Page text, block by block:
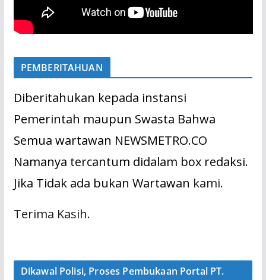
PEMBERITAHUAN
Diberitahukan kepada instansi
Pemerintah maupun Swasta Bahwa
Semua wartawan NEWSMETRO.CO
Namanya tercantum didalam box redaksi.
Jika Tidak ada bukan Wartawan kami.
Terima Kasih.
Dikawal Polisi, Proses Pembukaan Portal PT.